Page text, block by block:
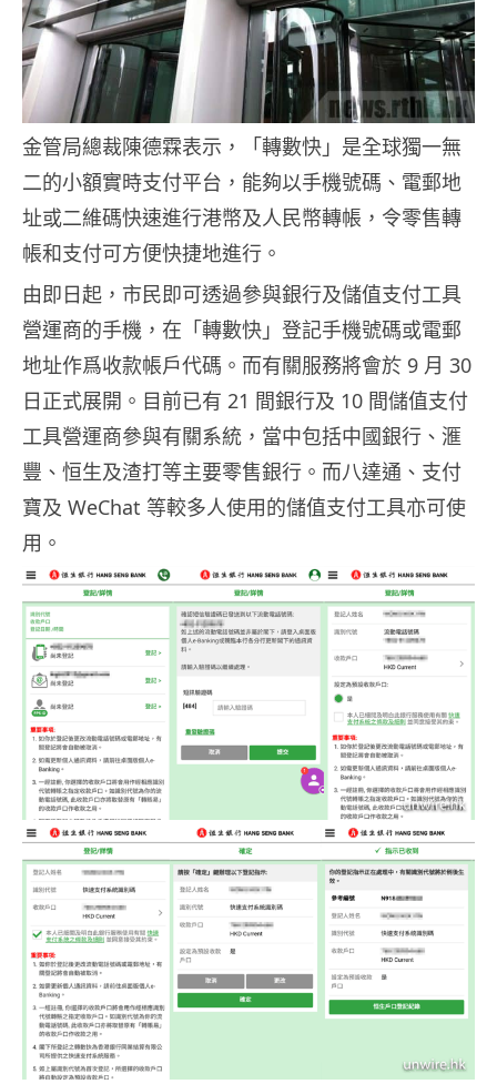
金管局總裁陳德霖表示，「轉數快」是全球獨一無
二的小額實時支付平台，能夠以手機號碼、電郵地
址或二維碼快速進行港幣及人民幣轉帳，令零售轉
帳和支付可方便快捷地進行。
由即日起，市民即可透過參與銀行及儲值支付工具
營運商的手機，在「轉數快」登記手機號碼或電郵
地址作爲收款帳戶代碼。而有關服務將會於 9 月 30
日正式展開。目前已有 21 間銀行及 10 間儲值支付
工具營運商參與有關系統，當中包括中國銀行、滙
豐、恒生及渣打等主要零售銀行。而八達通、支付
寶及 WeChat 等較多人使用的儲值支付工具亦可使
用。